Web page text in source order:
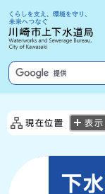
現在位置 表示
下